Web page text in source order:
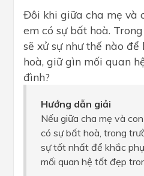
Đôi khi giữa cha mẹ và
em có sự bất hoà.
sẽ xử sự như thế nào
hoà, giữ gìn mối quan
đình?
Hướng dẫn giải
Nếu giữa cha mẹ và
có sự bất hoà, trong
sự tốt nhất để khắc
mối quan hệ tốt đẹp